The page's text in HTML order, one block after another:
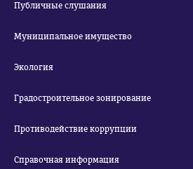
Публичные слушания
Муниципальное имущество
Экология
Градостроительное зонирование
Противодействие коррупции
Справочная информация